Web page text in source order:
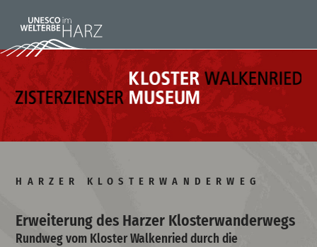
HARZER KLOSTERWANDERWEG
Erweiterung des Harzer Klosterwanderwegs
Rundweg vom Kloster Walkenried durch die